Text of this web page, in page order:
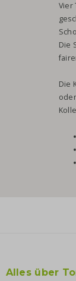
Vier
Die
Die
Alles über